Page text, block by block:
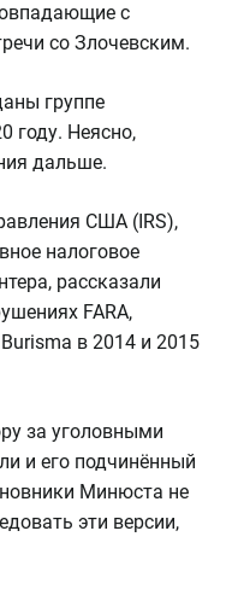
с
со Злочевским.
группе
году. Неясно,
дальше.
США (IRS),
налоговое
рассказали
FARA,
в 2014 и 2015
за уголовными
и его подчинённый
Минюста не
эти версии,